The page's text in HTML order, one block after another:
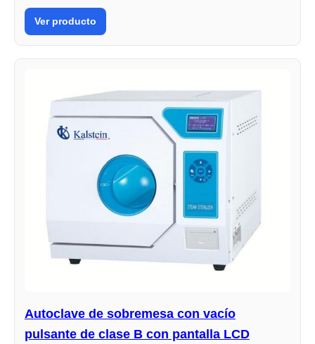
Ver producto
Autoclave de sobremesa con vacío
pulsante de clase B con pantalla LCD